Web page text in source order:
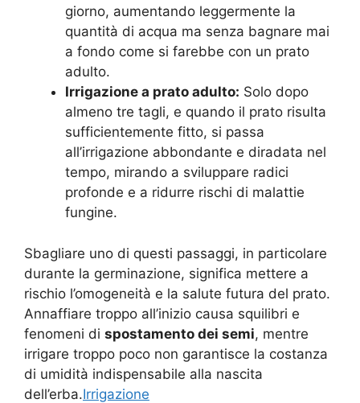
giorno, aumentando leggermente la
quantità di acqua ma senza bagnare mai
a fondo come si farebbe con un prato
adulto.
Irrigazione a prato adulto: Solo dopo
almeno tre tagli, e quando il prato risulta
sufficientemente fitto, si passa
all’irrigazione abbondante e diradata nel
tempo, mirando a sviluppare radici
profonde e a ridurre rischi di malattie
fungine.
Sbagliare uno di questi passaggi, in particolare
durante la germinazione, significa mettere a
rischio l’omogeneità e la salute futura del prato.
Annaffiare troppo all’inizio causa squilibri e
fenomeni di spostamento dei semi, mentre
irrigare troppo poco non garantisce la costanza
di umidità indispensabile alla nascita
dell’erba.Irrigazione